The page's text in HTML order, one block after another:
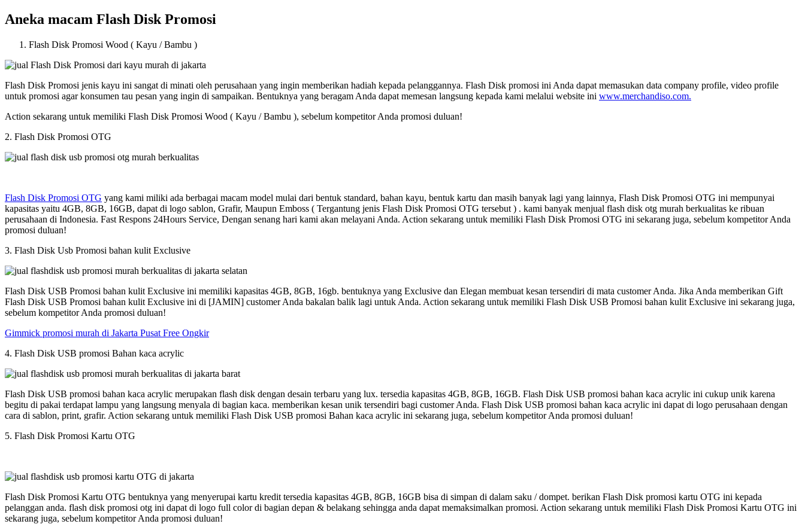
Aneka macam Flash Disk Promosi
Flash Disk Promosi Wood ( Kayu / Bambu )
Flash Disk Promosi jenis kayu ini sangat di minati oleh perusahaan yang ingin memberikan hadiah kepada pelanggannya. Flash Disk promosi ini Anda dapat memasukan data company profile, video profile
untuk promosi agar konsumen tau pesan yang ingin di sampaikan. Bentuknya yang beragam Anda dapat memesan langsung kepada kami melalui website ini www.merchandiso.com.
Action sekarang untuk memiliki Flash Disk Promosi Wood ( Kayu / Bambu ), sebelum kompetitor Anda promosi duluan!
2. Flash Disk Promosi OTG
Flash Disk Promosi OTG yang kami miliki ada berbagai macam model mulai dari bentuk standard, bahan kayu, bentuk kartu dan masih banyak lagi yang lainnya, Flash Disk Promosi OTG ini mempunyai
kapasitas yaitu 4GB, 8GB, 16GB, dapat di logo sablon, Grafir, Maupun Emboss ( Tergantung jenis Flash Disk Promosi OTG tersebut ) . kami banyak menjual flash disk otg murah berkualitas ke ribuan
perusahaan di Indonesia. Fast Respons 24Hours Service, Dengan senang hari kami akan melayani Anda. Action sekarang untuk memiliki Flash Disk Promosi OTG ini sekarang juga, sebelum kompetitor Anda
promosi duluan!
3. Flash Disk Usb Promosi bahan kulit Exclusive
Flash Disk USB Promosi bahan kulit Exclusive ini memiliki kapasitas 4GB, 8GB, 16gb. bentuknya yang Exclusive dan Elegan membuat kesan tersendiri di mata customer Anda. Jika Anda memberikan Gift
Flash Disk USB Promosi bahan kulit Exclusive ini di [JAMIN] customer Anda bakalan balik lagi untuk Anda. Action sekarang untuk memiliki Flash Disk USB Promosi bahan kulit Exclusive ini sekarang juga,
sebelum kompetitor Anda promosi duluan!
Gimmick promosi murah di Jakarta Pusat Free Ongkir
4. Flash Disk USB promosi Bahan kaca acrylic
Flash Disk USB promosi bahan kaca acrylic merupakan flash disk dengan desain terbaru yang lux. tersedia kapasitas 4GB, 8GB, 16GB. Flash Disk USB promosi bahan kaca acrylic ini cukup unik karena
begitu di pakai terdapat lampu yang langsung menyala di bagian kaca. memberikan kesan unik tersendiri bagi customer Anda. Flash Disk USB promosi bahan kaca acrylic ini dapat di logo perusahaan dengan
cara di sablon, print, grafir. Action sekarang untuk memiliki Flash Disk USB promosi Bahan kaca acrylic ini sekarang juga, sebelum kompetitor Anda promosi duluan!
5. Flash Disk Promosi Kartu OTG
Flash Disk Promosi Kartu OTG bentuknya yang menyerupai kartu kredit tersedia kapasitas 4GB, 8GB, 16GB bisa di simpan di dalam saku / dompet. berikan Flash Disk promosi kartu OTG ini kepada
pelanggan anda. flash disk promosi otg ini dapat di logo full color di bagian depan & belakang sehingga anda dapat memaksimalkan promosi. Action sekarang untuk memiliki Flash Disk Promosi Kartu OTG ini
sekarang juga, sebelum kompetitor Anda promosi duluan!